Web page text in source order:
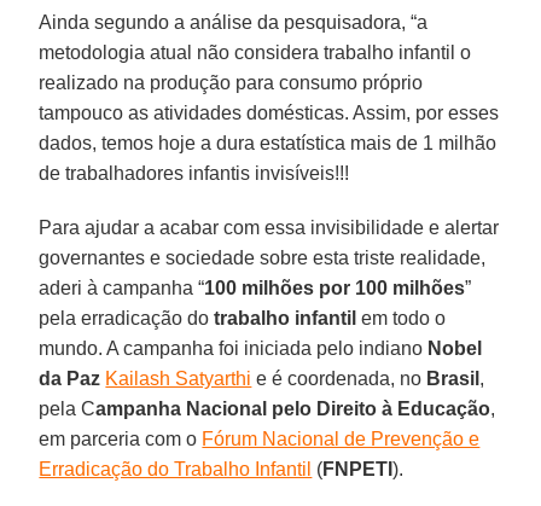
Ainda segundo a análise da pesquisadora, “a
metodologia atual não considera trabalho infantil o
realizado na produção para consumo próprio
tampouco as atividades domésticas. Assim, por esses
dados, temos hoje a dura estatística mais de 1 milhão
de trabalhadores infantis invisíveis!!!
Para ajudar a acabar com essa invisibilidade e alertar
governantes e sociedade sobre esta triste realidade,
aderi à campanha “100 milhões por 100 milhões”
pela erradicação dotrabalho infantil em todo o
mundo. A campanha foi iniciada pelo indiano Nobel
da Paz Kailash Satyarthi e é coordenada, no Brasil ,
pela Campanha Nacional pelo Direito à Educação,
em parceria com o Fórum Nacional de Prevenção e
Erradicação do Trabalho Infantil (FNPETI).